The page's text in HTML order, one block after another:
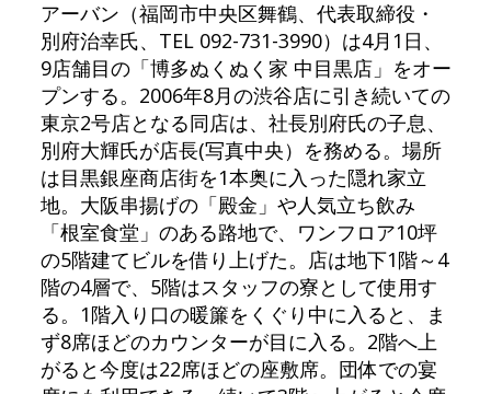
アーバン（福岡市中央区舞鶴、代表取締役・
別府治幸氏、TEL 092-731-3990）は4月1日、
9店舗目の「博多ぬくぬく家 中目黒店」をオー
プンする。2006年8月の渋谷店に引き続いての
東京2号店となる同店は、社長別府氏の子息、
別府大輝氏が店長(写真中央）を務める。場所
は目黒銀座商店街を1本奥に入った隠れ家立
地。大阪串揚げの「殿金」や人気立ち飲み
「根室食堂」のある路地で、ワンフロア10坪
の5階建てビルを借り上げた。店は地下1階～4
階の4層で、5階はスタッフの寮として使用す
る。1階入り口の暖簾をくぐり中に入ると、ま
ず8席ほどのカウンターが目に入る。2階へ上
がると今度は22席ほどの座敷席。団体での宴